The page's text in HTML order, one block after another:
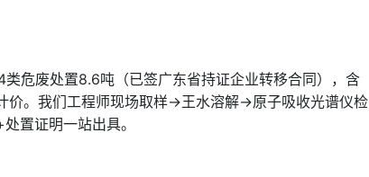
类危废处置8.6吨（已签广东省持证企业转移合同），含
价。我们工程师现场取样→王水溶解→原子吸收光谱仪检
置证明一站出具。